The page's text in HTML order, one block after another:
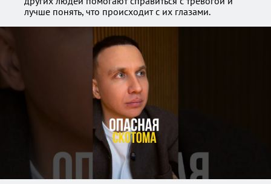
лучше понять, что происходит с их глазами.